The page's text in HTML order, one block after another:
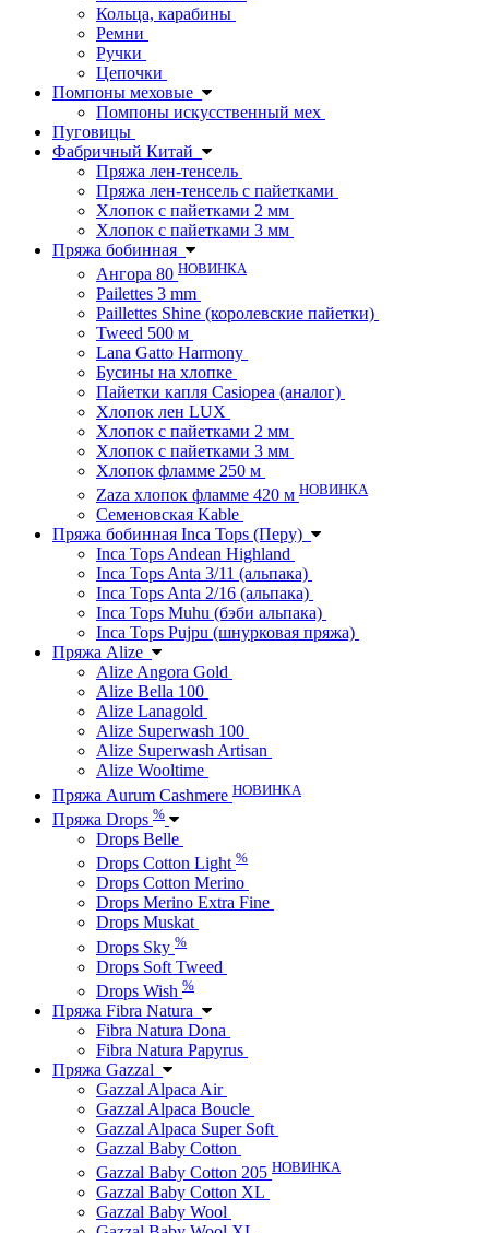
Кольца, карабины
Ремни
Ручки
Цепочки
Помпоны меховые
Помпоны искусственный мех
Пуговицы
Фабричный Китай
Пряжа лен-тенсель
Пряжа лен-тенсель с пайетками
Хлопок с пайетками 2 мм
Хлопок с пайетками 3 мм
Пряжа бобинная
Ангора 80 НОВИНКА
Pailettes 3 mm
Paillettes Shine (королевские пайетки)
Tweed 500 м
Lana Gatto Harmony
Бусины на хлопке
Пайетки капля Casiopea (аналог)
Хлопок лен LUX
Хлопок с пайетками 2 мм
Хлопок с пайетками 3 мм
Хлопок фламме 250 м
Zaza хлопок фламме 420 м НОВИНКА
Семеновская Kable
Пряжа бобинная Inca Tops (Перу)
Inca Tops Andean Highland
Inca Tops Anta 3/11 (альпака)
Inca Tops Anta 2/16 (альпака)
Inca Tops Muhu (бэби альпака)
Inca Tops Pujpu (шнурковая пряжа)
Пряжа Alize
Alize Angora Gold
Alize Bella 100
Alize Lanagold
Alize Superwash 100
Alize Superwash Artisan
Alize Wooltime
Пряжа Aurum Cashmere НОВИНКА
Пряжа Drops %
Drops Belle
Drops Cotton Light %
Drops Cotton Merino
Drops Merino Extra Fine
Drops Muskat
Drops Sky %
Drops Soft Tweed
Drops Wish %
Пряжа Fibra Natura
Fibra Natura Dona
Fibra Natura Papyrus
Пряжа Gazzal
Gazzal Alpaca Air
Gazzal Alpaca Boucle
Gazzal Alpaca Super Soft
Gazzal Baby Cotton
Gazzal Baby Cotton 205 НОВИНКА
Gazzal Baby Cotton XL
Gazzal Baby Wool